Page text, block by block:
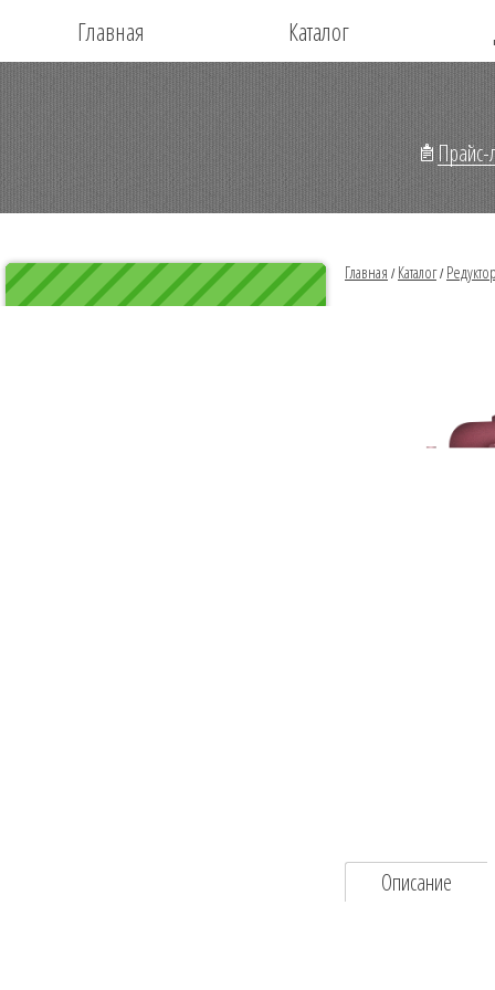
Главная Каталог
Прайс-
Главная / Каталог/
Описание